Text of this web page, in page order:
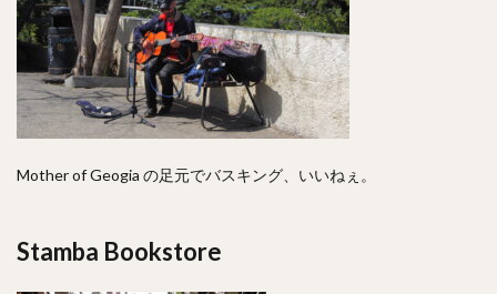
Mother of Geogia の足元でバスキング、いいねぇ。
Stamba Bookstore